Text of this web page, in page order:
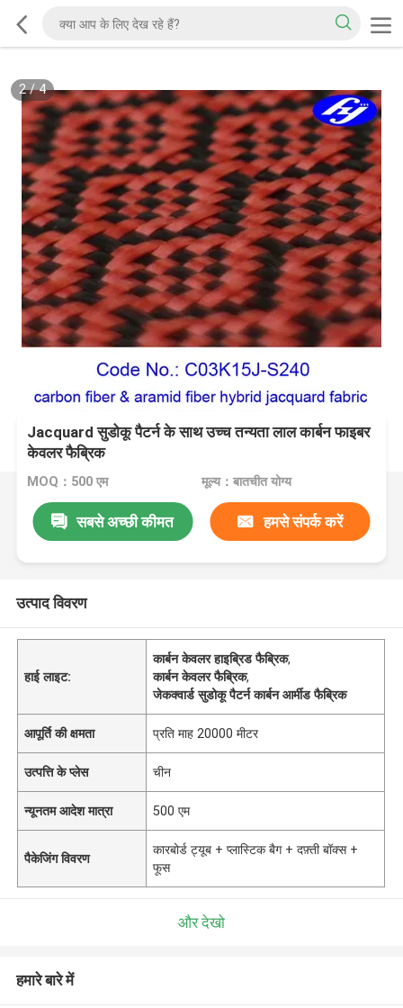
2/4
Jacquard सुडोकू पैटर्न के साथ उच्च तन्यता लाल कार्बन फाइबर
केवलर फैब्रिक
MOQ：500 एम मूल्य：बातचीत योग्य
सबसे अच्छी कीमत हमसे संपर्क करें
उत्पाद विवरण
हाई लाइट:
कार्बन केवलर हाइब्रिड फैब्रिक,
कार्बन केवलर फैब्रिक,
जेकक्वार्ड सुडोकू पैटर्न कार्बन आर्मीड फैब्रिक
आपूर्ति की क्षमता प्रति माह 20000 मीटर
उत्पत्ति के प्लेस चीन
न्यूनतम आदेश मात्रा 500 एम
पैकेजिंग विवरण
कारबोर्ड ट्यूब + प्लास्टिक बैग + दफ़्ती बॉक्स +
फूस
और देखो
हमारे बारे में